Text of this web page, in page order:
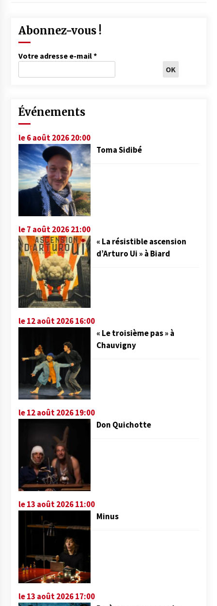
Abonnez-vous !
Votre adresse e-mail*
Événements
le 6 août 2026 20:00
Toma Sidibé
le 7 août 2026 21:00
« La résistible ascension
d’Arturo Ui » à Biard
le 12 août 2026 16:00
« Le troisième pas » à
Chauvigny
le 12 août 2026 19:00
Don Quichotte
le 13 août 2026 11:00
Minus
le 13 août 2026 17:00